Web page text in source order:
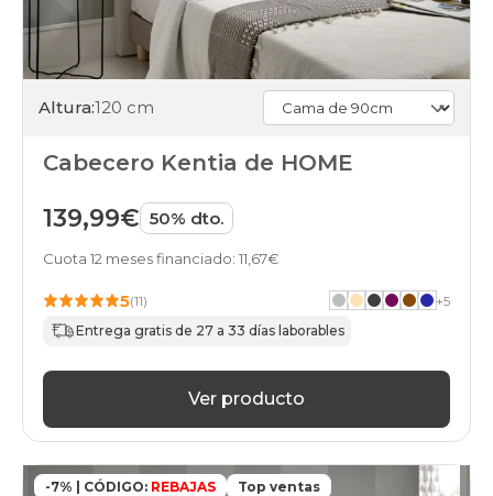
Altura:120 cm
Cabecero Kentia de HOME
139,99€ 50% dto.
Cuota 12 meses financiado: 11,67€
5(11) +5
Entrega gratis de 27 a 33 días laborables
Ver producto
-7% | CÓDIGO: REBAJAS Top ventas